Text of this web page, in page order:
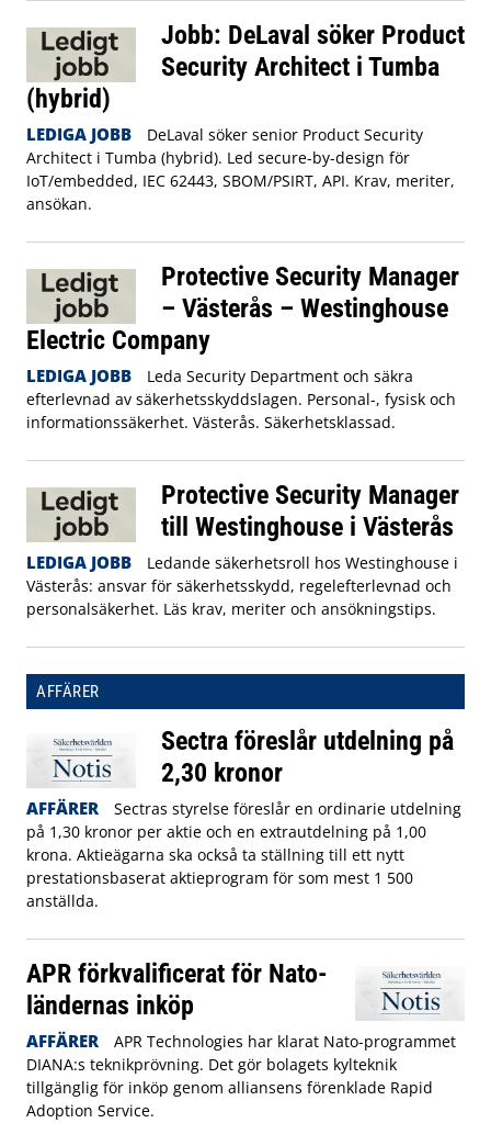
Jobb: DeLaval söker Product
Security Architect i Tumba
(hybrid)
LEDIGA JOBB
DeLaval söker senior Product Security
Architect i Tumba (hybrid). Led secure-by-design för
IoT/embedded, IEC 62443, SBOM/PSIRT, API. Krav, meriter,
ansökan.
Protective Security Manager
– Västerås – Westinghouse
Electric Company
LEDIGA JOBB
Leda Security Department och säkra
efterlevnad av säkerhetsskyddslagen. Personal-, fysisk och
informationssäkerhet. Västerås. Säkerhetsklassad.
Protective Security Manager
till Westinghouse i Västerås
LEDIGA JOBB
Ledande säkerhetsroll hos Westinghouse i
Västerås: ansvar för säkerhetsskydd, regelefterlevnad och
personalsäkerhet. Läs krav, meriter och ansökningstips.
AFFÄRER
Sectra föreslår utdelning på
2,30 kronor
AFFÄRER
Sectras styrelse föreslår en ordinarie utdelning
på 1,30 kronor per aktie och en extrautdelning på 1,00
krona. Aktieägarna ska också ta ställning till ett nytt
prestationsbaserat aktieprogram för som mest 1 500
anställda.
APR förkvalificerat för Nato-
ländernas inköp
AFFÄRER
APR Technologies har klarat Nato-programmet
DIANA:s teknikprövning. Det gör bolagets kylteknik
tillgänglig för inköp genom alliansens förenklade Rapid
Adoption Service.